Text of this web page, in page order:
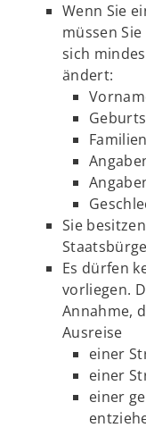
Wenn Sie
müssen
sich
ändert:
Sie
Es dürfen
vorliegen.
Annahme,
Ausreise
einer
einer
einer